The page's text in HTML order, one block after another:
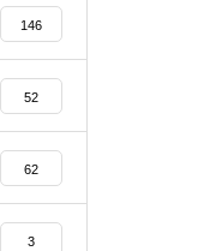
146
52
62
3